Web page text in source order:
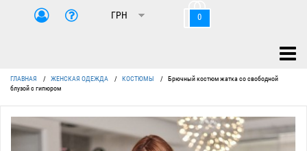
0
ГЛАВНАЯ / ЖЕНСКАЯ ОДЕЖДА / КОСТЮМЫ /
Брючный костюм жатка со свободной
блузой с гипюром